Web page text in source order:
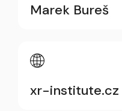
Marek Bureš
xr-institute.cz